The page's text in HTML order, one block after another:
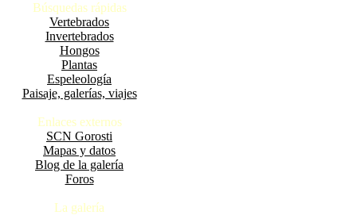
Búsquedas rápidas
Vertebrados
Invertebrados
Hongos
Plantas
Espeleología
Paisaje, galerías, viajes
Enlaces externos
SCN Gorosti
Mapas y datos
Blog de la galería
Foros
La galería